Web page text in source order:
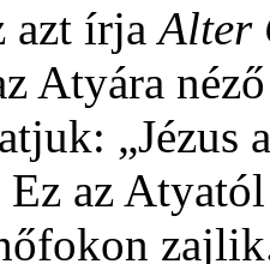
azt írjaAlter
Atyára
„Jézus
Ez az